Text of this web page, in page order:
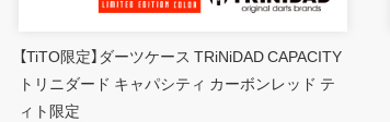
【TiTO限定】ダーツケース TRiNiDAD CAPACITY
トリニダード キャパシティ カーボンレッド テ
ィト限定